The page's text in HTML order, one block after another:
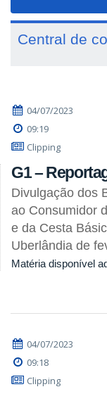
Central de
04/07/2023
09:19
Clipping
G1 –
Divulgação dos
ao Consumidor
e da Cesta
Uberlândia de
Matéria disponível
04/07/2023
09:18
Clipping